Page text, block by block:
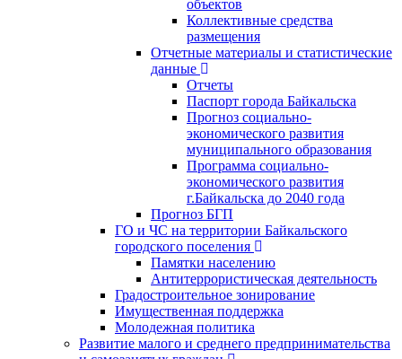
объектов
Коллективные средства
размещения
Отчетные материалы и статистические
данные
Отчеты
Паспорт города Байкальска
Прогноз социально-
экономического развития
муниципального образования
Программа социально-
экономического развития
г.Байкальска до 2040 года
Прогноз БГП
ГО и ЧС на территории Байкальского
городского поселения
Памятки населению
Антитеррористическая деятельность
Градостроительное зонирование
Имущественная поддержка
Молодежная политика
Развитие малого и среднего предпринимательства